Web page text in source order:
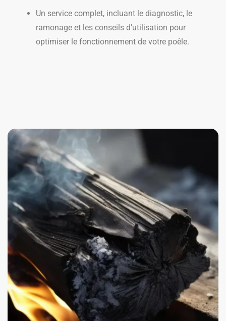
Un service complet, incluant le diagnostic, le
ramonage et les conseils d’utilisation pour
optimiser le fonctionnement de votre poêle.